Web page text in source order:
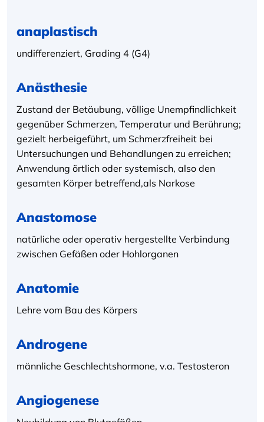
anaplastisch
undifferenziert, Grading 4 (G4)
Anästhesie
Zustand der Betäubung, völlige Unempfindlichkeit
gegenüber Schmerzen, Temperatur und Berührung;
gezielt herbeigeführt, um Schmerzfreiheit bei
Untersuchungen und Behandlungen zu erreichen;
Anwendung örtlich oder systemisch, also den
gesamten Körper betreffend,als Narkose
Anastomose
natürliche oder operativ hergestellte Verbindung
zwischen Gefäßen oder Hohlorganen
Anatomie
Lehre vom Bau des Körpers
Androgene
männliche Geschlechtshormone, v.a. Testosteron
Angiogenese